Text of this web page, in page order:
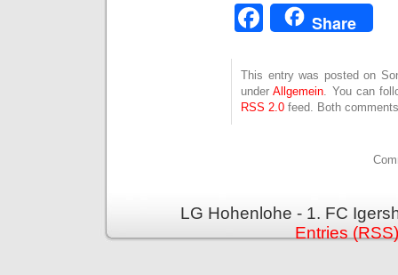
Facebook
Share
This entry was posted on
underAllgemein . You can
RSS 2.0 feed. Both
LG Hohenlohe - 1. FC
Entries (RSS)